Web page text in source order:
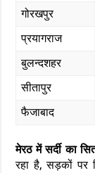
गोरखपुर
प्रयागराज
बुलन्दशहर
सीतापुर
फैजाबाद
मेरठ में सर्दी का
रहा है, सड़कों पर